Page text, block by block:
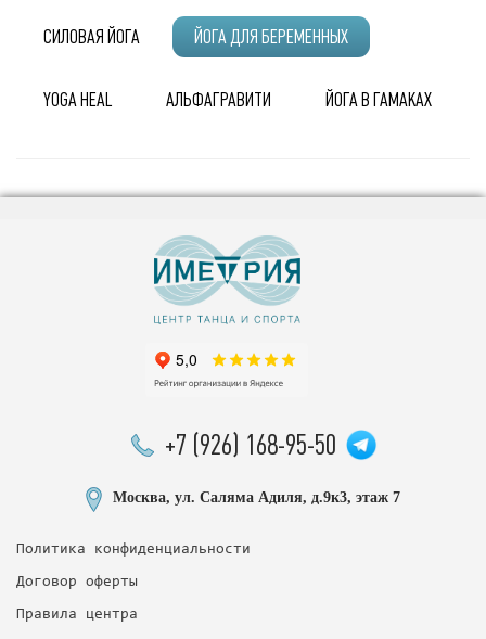
Перед началом тренировок лучше
проконсультироваться с врачом.
СИЛОВАЯ ЙОГА ЙОГА ДЛЯ БЕРЕМЕННЫХ
YOGA HEAL АЛЬФАГРАВИТИ ЙОГА В ГАМАКАХ
+7 (926) 168-95-50
Москва, ул. Саляма Адиля, д.9к3, этаж 7
Политика конфиденциальности
Договор оферты
Правила центра